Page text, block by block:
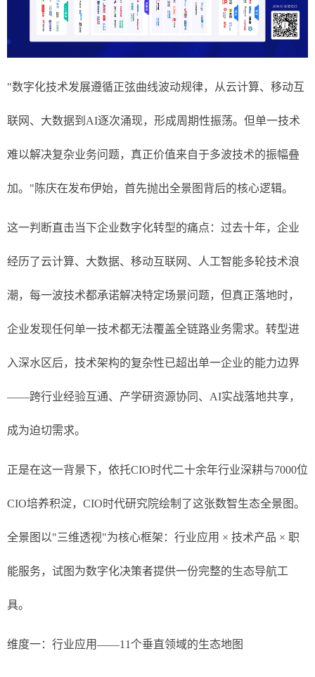
"数字化技术发展遵循正弦曲线波动规律，从云计算、移动互
联网、大数据到AI逐次涌现，形成周期性振荡。但单一技术
难以解决复杂业务问题，真正价值来自于多波技术的振幅叠
加。"陈庆在发布伊始，首先抛出全景图背后的核心逻辑。
这一判断直击当下企业数字化转型的痛点：过去十年，企业
经历了云计算、大数据、移动互联网、人工智能多轮技术浪
潮，每一波技术都承诺解决特定场景问题，但真正落地时，
企业发现任何单一技术都无法覆盖全链路业务需求。转型进
入深水区后，技术架构的复杂性已超出单一企业的能力边界
——跨行业经验互通、产学研资源协同、AI实战落地共享，
成为迫切需求。
正是在这一背景下，依托CIO时代二十余年行业深耕与7000位
CIO培养积淀，CIO时代研究院绘制了这张数智生态全景图。
全景图以"三维透视"为核心框架：行业应用 × 技术产品 × 职
能服务，试图为数字化决策者提供一份完整的生态导航工
具。
维度一：行业应用——11个垂直领域的生态地图